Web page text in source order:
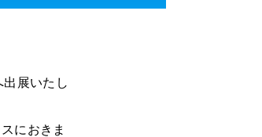
展いたし
におきま